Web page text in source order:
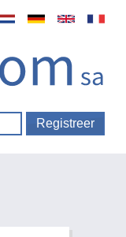
Registreer